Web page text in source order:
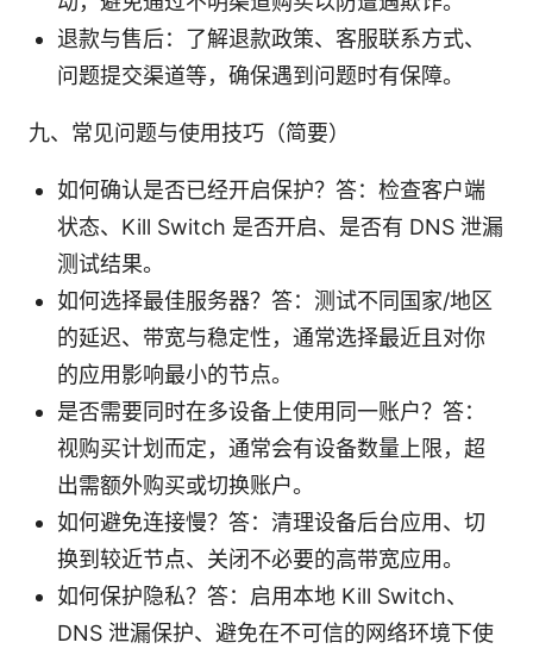
退款与售后：了解退款政策、客服联系方式、
问题提交渠道等，确保遇到问题时有保障。
九、常见问题与使用技巧（简要）
如何确认是否已经开启保护？答：检查客户端
状态、Kill Switch 是否开启、是否有 DNS 泄漏
测试结果。
如何选择最佳服务器？答：测试不同国家/地区
的延迟、带宽与稳定性，通常选择最近且对你
的应用影响最小的节点。
是否需要同时在多设备上使用同一账户？答：
视购买计划而定，通常会有设备数量上限，超
出需额外购买或切换账户。
如何避免连接慢？答：清理设备后台应用、切
换到较近节点、关闭不必要的高带宽应用。
如何保护隐私？答：启用本地 Kill Switch、
DNS 泄漏保护、避免在不可信的网络环境下使